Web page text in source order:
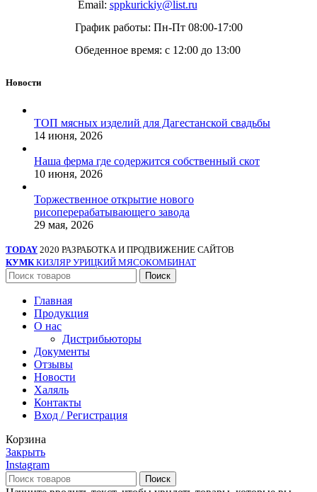
Email: sppkurickiy@list.ru
График работы: Пн-Пт 08:00-17:00
Обеденное время: с 12:00 до 13:00
Новости
ТОП мясных изделий для Дагестанской свадьбы
14 июня, 2026
Наша ферма где содержится собственный скот
10 июня, 2026
Торжественное открытие нового
рисоперерабатывающего завода
29 мая, 2026
TODAY 2020 РАЗРАБОТКА И ПРОДВИЖЕНИЕ САЙТОВ
КУМККИЗЛЯР УРИЦКИЙ МЯСОКОМБИНАТ
Поиск
Главная
Продукция
О нас
Дистрибьюторы
Документы
Отзывы
Новости
Халяль
Контакты
Вход / Регистрация
Корзина
Закрыть
Instagram
Поиск